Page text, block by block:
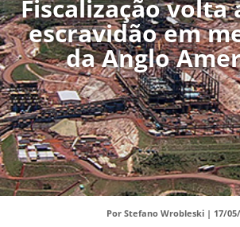
Fiscalização volta
escravidão em
da Anglo
Por Stefano Wrobleski | 17/